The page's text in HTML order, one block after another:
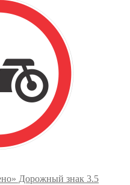
Дорожный знак 3.5